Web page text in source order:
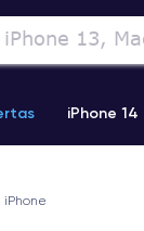
iPhone 14
iPhone